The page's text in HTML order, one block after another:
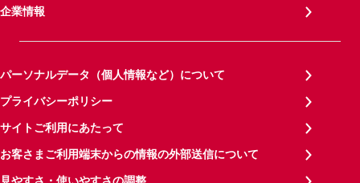
企業情報
パーソナルデータ（個人情報など）について
プライバシーポリシー
サイトご利用にあたって
お客さまご利用端末からの情報の外部送信について